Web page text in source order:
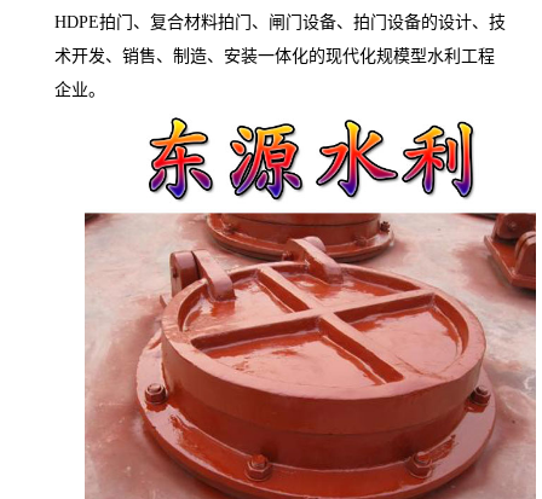
HDPE拍门、复合材料拍门、闸门设备、拍门设备的设计、技
术开发、销售、制造、安装一体化的现代化规模型水利工程
企业。